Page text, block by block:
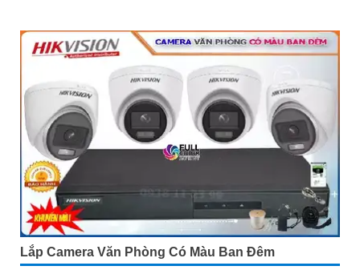
Lắp Camera Văn Phòng Có Màu Ban Đêm